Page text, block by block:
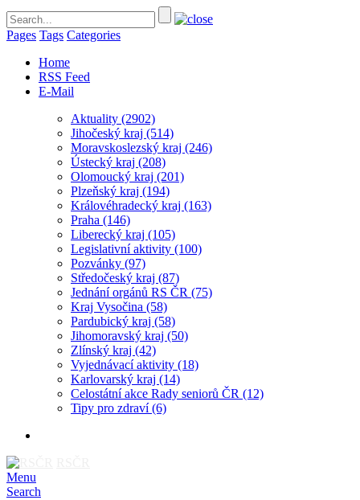
Pages Tags Categories
Home
RSS Feed
E-Mail
Aktuality (2902)
Jihočeský kraj (514)
Moravskoslezský kraj (246)
Ústecký kraj (208)
Olomoucký kraj (201)
Plzeňský kraj (194)
Královéhradecký kraj (163)
Praha (146)
Liberecký kraj (105)
Legislativní aktivity (100)
Pozvánky (97)
Středočeský kraj (87)
Jednání orgánů RS ČR (75)
Kraj Vysočina (58)
Pardubický kraj (58)
Jihomoravský kraj (50)
Zlínský kraj (42)
Vyjednávací aktivity (18)
Karlovarský kraj (14)
Celostátní akce Rady seniorů ČR (12)
Tipy pro zdraví(6)
Menu
Search